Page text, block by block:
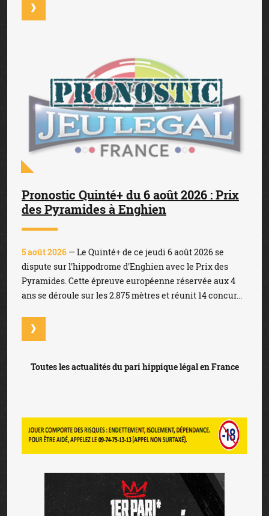
Pronostic Quinté+ du 6 août 2026 : Prix
des Pyramides à Enghien
5 août 2026 — Le Quinté+ de ce jeudi 6 août 2026 se
dispute sur l'hippodrome d'Enghien avec le Prix des
Pyramides. Cette épreuve européenne réservée aux 4
ans se déroule sur les 2.875 mètres et réunit 14 concur...
Toutes les actualités du pari hippique légal en France